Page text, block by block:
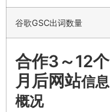
谷歌GSC出词数量
合作3～12个
月后网站信息
概况